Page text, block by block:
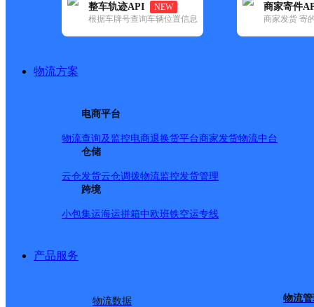
整车轨迹API
NEW
根据车牌号查询车辆位置信息
商家寄件
商家发货 寄
物流方案
电商平台
物流查询及监控电商退换货平台商家发货物流中台
仓储
云仓发货云仓调拨物流监控发货管理
跨境
小包集运海运拼箱中欧班铁空运专线
产品服务
物流数据 物流
城市：泉州市 ✕ 快递：极兔速递 ✕ 地区：晋江市 ✕ 清
地区:
不限 安溪县(1)
泉州晋江罗山网点
更多号码地址：晋江市罗山街道仓边新苑28号
泉州晋江东石网点
更多号码地址：福建省泉州晋江市东石镇萧下村安
晋江陈埭网点
地址：福建省泉州市晋江市陈埭镇江头村